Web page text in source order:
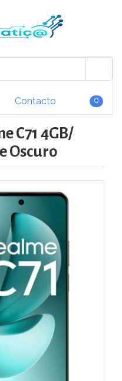
Contacto 0
C71 4GB/
Oscuro